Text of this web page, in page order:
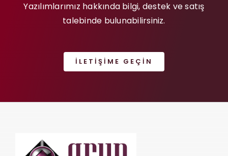
Yazılımlarımız hakkında bilgi, destek ve satış
talebinde bulunabilirsiniz.
İLETIŞIME GEÇIN